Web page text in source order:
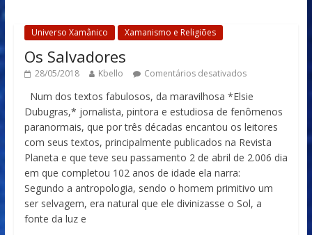
Universo Xamânico Xamanismo e Religiões
Os Salvadores
28/05/2018 Kbello Comentários desativados
Num dos textos fabulosos, da maravilhosa *Elsie
Dubugras,* jornalista, pintora e estudiosa de fenômenos
paranormais, que por três décadas encantou os leitores
com seus textos, principalmente publicados na Revista
Planeta e que teve seu passamento 2 de abril de 2.006 dia
em que completou 102 anos de idade ela narra:
Segundo a antropologia, sendo o homem primitivo um
ser selvagem, era natural que ele divinizasse o Sol, a
fonte da luz e